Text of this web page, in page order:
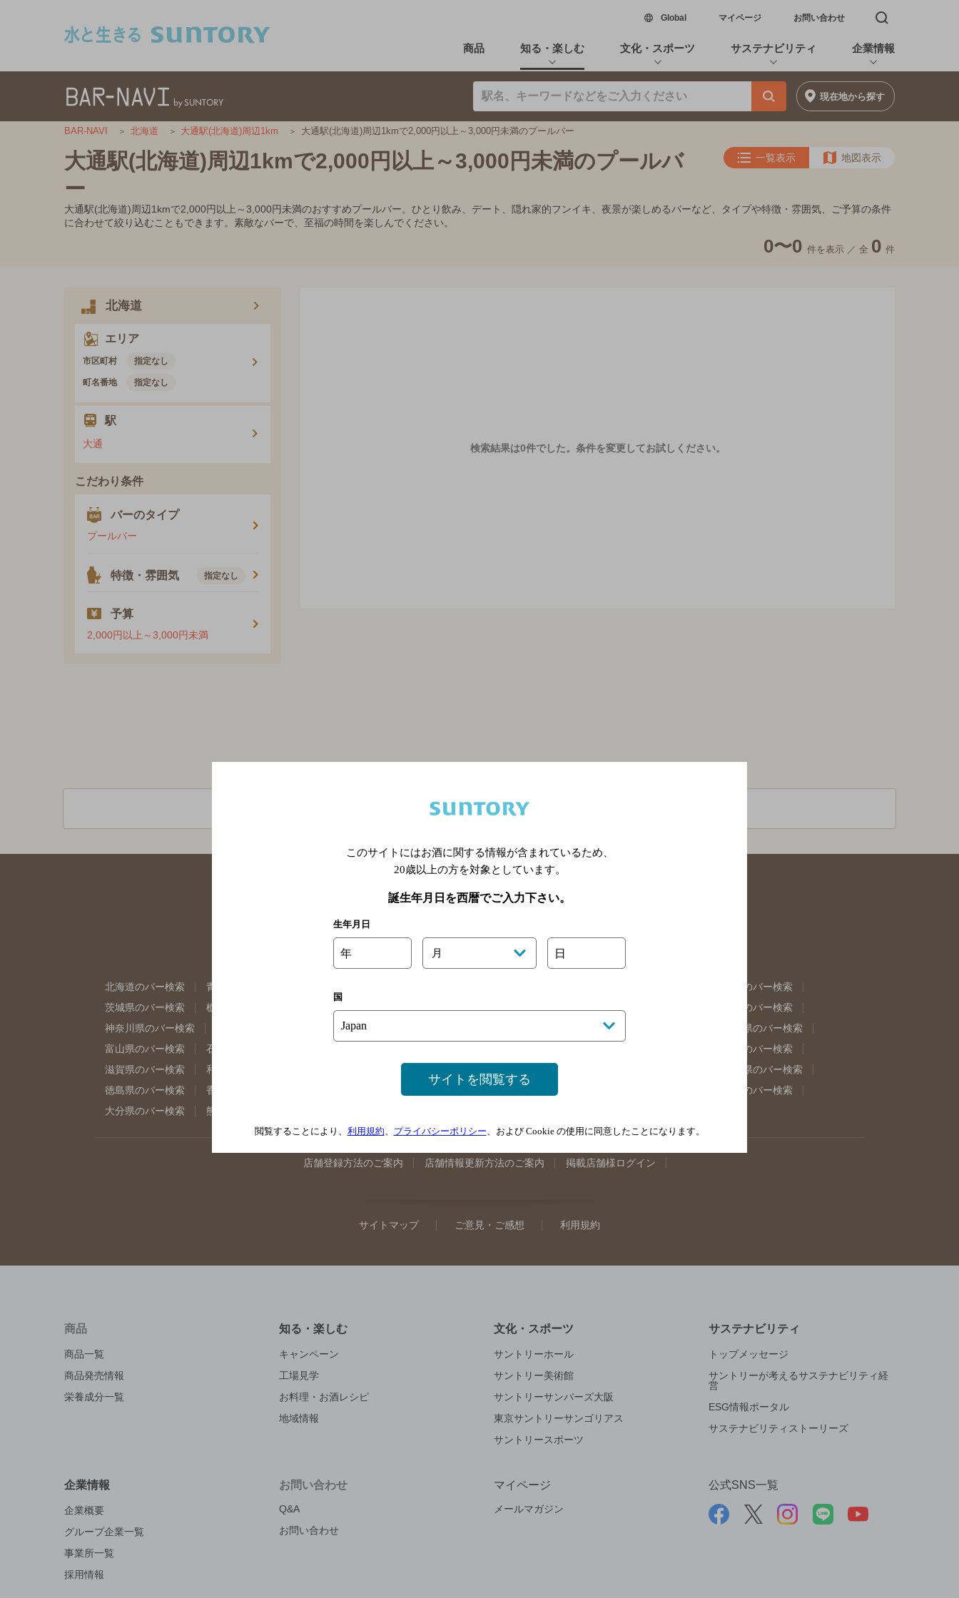
Global新しいウィンドウで開く
マイページ お問い合わせ 検索窓を開く
商品 知る・楽しむ 文化・スポーツ サステナビリティ 企業情報
現在地から探す
BAR-NAVI 北海道 大通駅(北海道)周辺1km 大通駅(北海道)周辺1kmで2,000円以上～3,000円未満のプールバー
大通駅(北海道)周辺1kmで2,000円以上～3,000円未満のプールバ
ー
一覧表示 地図表示
大通駅(北海道)周辺1kmで2,000円以上～3,000円未満のおすすめプールバー。ひとり飲み、デート、隠れ家的フンイキ、夜景が楽しめるバーなど、タイプや特徴・雰囲気、ご予算の条件
に合わせて絞り込むこともできます。素敵なバーで、至福の時間を楽しんでください。
0〜0 件を表示 ／ 全 0 件
北海道
エリア
市区町村 指定なし
町名番地 指定なし
駅
大通
こだわり条件
バーのタイプ
プールバー
特徴・雰囲気 指定なし
予算
2,000円以上～3,000円未満
検索結果は0件でした。 条件を変更してお試しください。
関連ページ
北海道のバー検索 青森県のバー検索
福島県のバー検索
茨城県のバー検索
栃木県のバー検索
東京都のバー検索
神奈川県のバー検索
埼玉県のバー検索
岐阜県のバー検索
富山県のバー検索
石川県のバー検索
奈良県のバー検索
滋賀県のバー検索
和歌山県のバー検索 山口県のバー検索
島根県のバー検索
徳島県のバー検索
香川県のバー検索
佐賀県のバー検索
大分県のバー検索
熊本県のバー検索
店舗登録方法のご案内 店舗情報更新方法のご案内 掲載店舗様ログイン
サイトマップ ご意見・ご感想 利用規約
商品
商品一覧
商品発売情報
栄養成分一覧
知る・楽しむ
キャンペーン
工場見学
お料理・お酒レシピ
地域情報
文化・スポーツ
サントリーホール
サントリー美術館
サントリーサンバーズ大阪
東京サントリーサンゴリアス
サントリースポーツ
サステナビリティ
トップメッセージ
サントリーが考えるサステナビリティ経
営
ESG情報ポータル
サステナビリティストーリーズ
企業情報
企業概要
グループ企業一覧
事業所一覧
採用情報
お問い合わせ
Q&A
お問い合わせ
マイページ
メールマガジン
公式SNS一覧
このサイトにはお酒に関する情報が含まれているため、
20歳以上の方を対象としています。
誕生年月日を西暦でご入力下さい。
生年月日
年 月 日
国
サイトを閲覧する
閲覧することにより、 利用規約、 プライバシーポリシー、および Cookie の使用に同意したことになります。